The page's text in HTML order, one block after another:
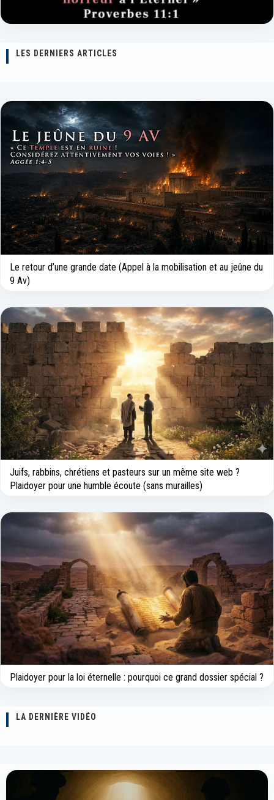
LES DERNIERS ARTICLES
Le retour d’une grande date (Appel à la mobilisation et au jeûne du
9 Av)
Juifs, rabbins, chrétiens et pasteurs sur un même site web ?
Plaidoyer pour une humble écoute (sans murailles)
Plaidoyer pour la loi éternelle : pourquoi ce grand dossier spécial ?
LA DERNIÈRE VIDÉO